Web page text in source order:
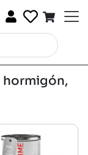
hormigón,